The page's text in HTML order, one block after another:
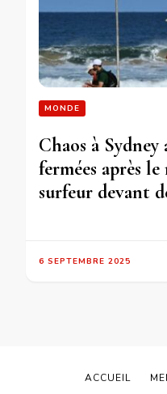
MONDE
Chaos à Sydney
fermées après
surfeur devant
6 SEPTEMBRE 2025
ACCUEIL